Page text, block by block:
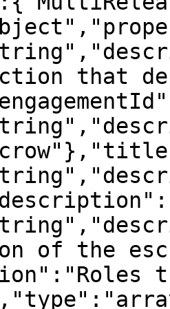
that
of the